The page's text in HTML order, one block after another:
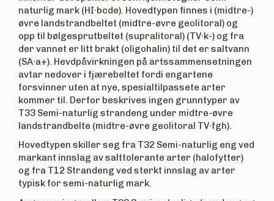
naturlig mark (HI∙bcde). Hovedtypen finnes i (midtre-)
øvre landstrandbeltet (midtre-øvre geolitoral) og
opp til bølgesprutbeltet (supralitoral) (TV∙k-) og fra
der vannet er litt brakt (oligohalin) til det er saltvann
(SA∙a+). Hevdpåvirkningen på artssammensetningen
avtar nedover i fjærebeltet fordi engartene
forsvinner uten at nye, spesialtilpassete arter
kommer til. Derfor beskrives ingen grunntyper av
T33 Semi-naturlig strandeng under midtre-øvre
landstrandbelte (midtre-øvre geolitoral TV∙fgh).
Hovedtypen skiller seg fra T32 Semi-naturlig eng ved
markant innslag av salttolerante arter (halofytter)
og fra T12 Strandeng ved sterkt innslag av arter
typisk for semi-naturlig mark.